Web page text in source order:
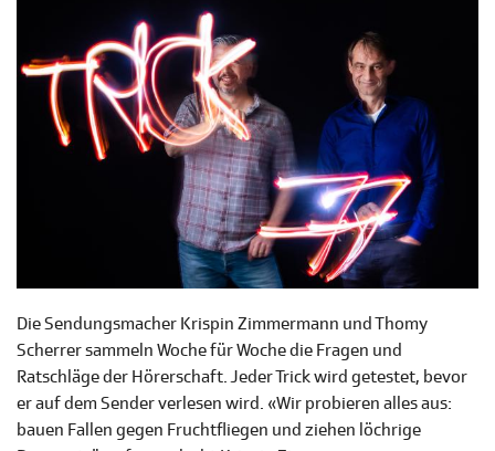
Die Sendungsmacher Krispin Zimmermann und Thomy
Scherrer sammeln Woche für Woche die Fragen und
Ratschläge der Hörerschaft. Jeder Trick wird getestet, bevor
er auf dem Sender verlesen wird. «Wir probieren alles aus:
bauen Fallen gegen Fruchtfliegen und ziehen löchrige